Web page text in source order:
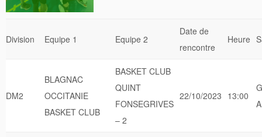
Division Equipe 1 Equipe 2
Date de
rencontre
Heure
DM2
BLAGNAC
OCCITANIE
BASKET CLUB
BASKET CLUB
QUINT
FONSEGRIVES
– 2
22/10/2023 13:00